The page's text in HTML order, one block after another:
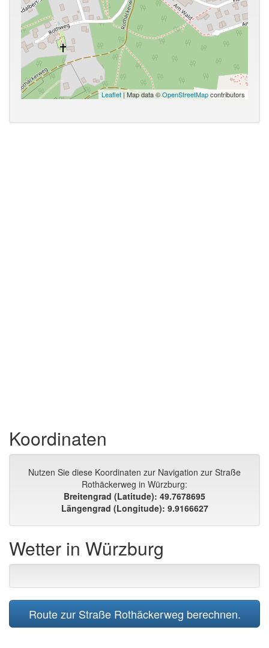
Leaflet | Map data ©OpenStreetMapcontributors
Koordinaten
Nutzen Sie diese Koordinaten zur Navigation zur Straße
Rothäckerweg in Würzburg:
Breitengrad (Latitude): 49.7678695
Längengrad (Longitude): 9.9166627
Wetter in Würzburg
Route zur Straße Rothäckerweg berechnen.